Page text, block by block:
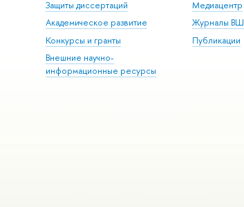
Защиты диссертаций
Академическое развитие
Конкурсы и гранты
Внешние научно-
информационные ресурсы
Медиацентр
Журналы
Публикации